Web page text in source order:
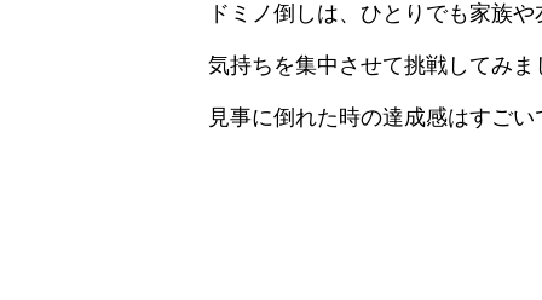
ドミノ倒しは、ひとりでも家族
気持ちを集中させて挑戦してみま
見事に倒れた時の達成感はすごい